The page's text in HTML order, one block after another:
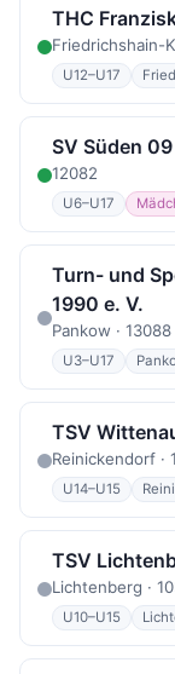
THC
Friedrichshain-
U12–U17
SV Süden 09
12082
U6–U17
Turn- und
1990 e. V.
Pankow · 13088
U3–U17
TSV
Reinickendorf ·
U14–U15
TSV
Lichtenberg ·
U10–U15